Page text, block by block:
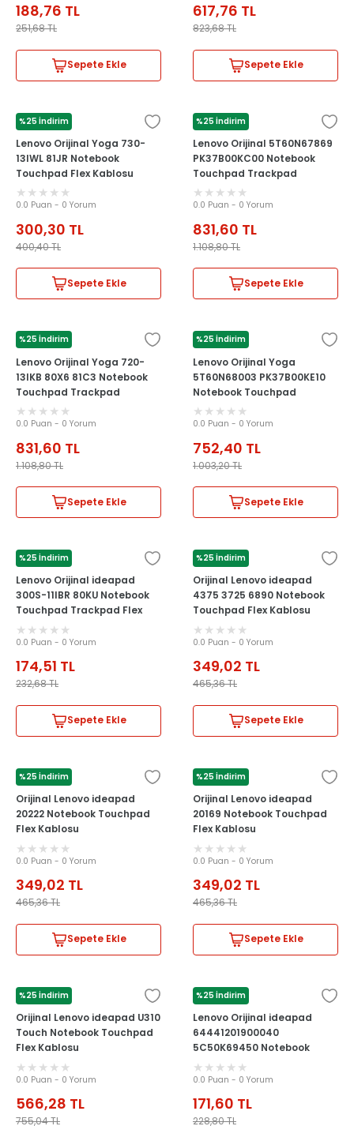
188,76 TL
251,68TL
Sepete Ekle
617,76 TL
823,68TL
Sepete Ekle
%25 İndirim
LENOVO
Lenovo Orijinal Yoga 730-
13IWL 81JR Notebook
Touchpad Flex Kablosu
NBX0002A300
0.0 Puan - 0 Yorum
300,30 TL
400,40TL
Sepete Ekle
%25 İndirim
LENOVO
Lenovo Orijinal 5T60N67869
PK37B00KC00 Notebook
Touchpad Trackpad
0.0 Puan - 0 Yorum
831,60 TL
1.108,80TL
Sepete Ekle
%25 İndirim
LENOVO
Lenovo Orijinal Yoga 720-
13IKB 80X6 81C3 Notebook
Touchpad Trackpad
0.0 Puan - 0 Yorum
831,60 TL
1.108,80TL
Sepete Ekle
%25 İndirim
LENOVO
Lenovo Orijinal Yoga
5T60N68003 PK37B00KE10
Notebook Touchpad
Trackpad
0.0 Puan - 0 Yorum
752,40 TL
1.003,20TL
Sepete Ekle
%25 İndirim
LENOVO
Lenovo Orijinal ideapad
300S-11IBR 80KU Notebook
Touchpad Trackpad Flex
Kablosu
0.0 Puan - 0 Yorum
174,51 TL
232,68TL
Sepete Ekle
%25 İndirim
LENOVO
Orijinal Lenovo ideapad
4375 3725 6890 Notebook
Touchpad Flex Kablosu
0.0 Puan - 0 Yorum
349,02 TL
465,36TL
Sepete Ekle
%25 İndirim
LENOVO
Orijinal Lenovo ideapad
20222 Notebook Touchpad
Flex Kablosu
0.0 Puan - 0 Yorum
349,02 TL
465,36TL
Sepete Ekle
%25 İndirim
LENOVO
Orijinal Lenovo ideapad
20169 Notebook Touchpad
Flex Kablosu
0.0 Puan - 0 Yorum
349,02 TL
465,36TL
Sepete Ekle
%25 İndirim
LENOVO
Orijinal Lenovo ideapad U310
Touch Notebook Touchpad
Flex Kablosu
0.0 Puan - 0 Yorum
566,28 TL
755,04TL
%25 İndirim
LENOVO
Lenovo Orijinal ideapad
64441201900040
5C50K69450 Notebook
Touchpad Flex Kablosu
0.0 Puan - 0 Yorum
171,60 TL
228,80TL